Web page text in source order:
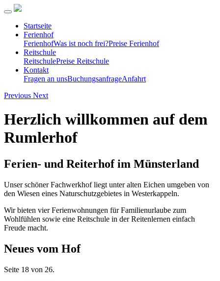
Startseite
Ferienhof
FerienhofWas ist noch frei?Preise Ferienhof
Reitschule
ReitschulePreise Reitschule
Kontakt
Fragen an unsBuchungsanfrageAnfahrt
Previous Next
Herzlich willkommen auf dem
Rumlerhof
Ferien- und Reiterhof im Münsterland
Unser schöner Fachwerkhof liegt unter alten Eichen umgeben von
den Wiesen eines Naturschutzgebietes in Westerkappeln.
Wir bieten vier Ferienwohnungen für Familienurlaube zum
Wohlfühlen sowie eine Reitschule in der Reitenlernen einfach
Freude macht.
Neues vom Hof
Seite 18 von 26.